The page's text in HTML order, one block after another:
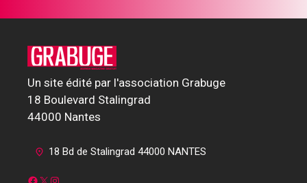
Un site édité par l'association Grabuge
18 Boulevard Stalingrad
44000 Nantes
18 Bd de Stalingrad 44000 NANTES
Facebook
X Instagram